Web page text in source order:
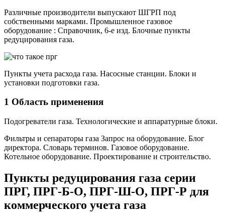
Различные производители выпускают ШГРП под
собственными марками. Промышленное газовое
оборудование : Справочник, 6-е изд. Блочные пункты
редуцирования газа.
Пункты учета расхода газа. Насосные станции. Блоки и
установки подготовки газа.
1 Область применения
Подогреватели газа. Технологические и аппаратурные блоки.
Фильтры и сепараторы газа Запрос на оборудование. Блог
директора. Словарь терминов. Газовое оборудование.
Котельное оборудование. Проектирование и строительство.
Пункты редуцирования газа серии
ПРГ, ПРГ-Б-О, ПРГ-Ш-О, ПРГ-Р для
коммерческого учета газа